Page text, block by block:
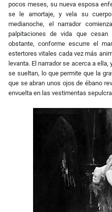
pocos meses, su nueva esposa
se le amortaje, y vela su
medianoche, el narrador
palpitaciones de vida que
obstante, conforme escurre el
estertores vitales cada vez más
levanta. El narrador se acerca a
se sueltan, lo que permite que la
que se abran unos ojos de ébano
envuelta en las vestimentas